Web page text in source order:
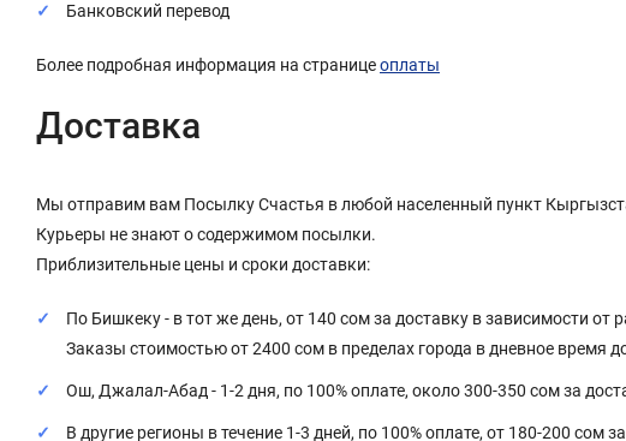
Банковский перевод
Более подробная информация на страницеоплаты
Доставка
Мы отправим вам Посылку Счастья в любой населенный пункт
Курьеры не знают о содержимом посылки.
Приблизительные цены и сроки доставки:
По Бишкеку - в тот же день, от 140 сом за доставку в зависимости от
Заказы стоимостью от 2400 сом в пределах города в дневное время
Ош, Джалал-Абад - 1-2 дня, по 100% оплате, около 300-350 сом за
В другие регионы в течение 1-3 дней, по 100% оплате, от 180-200 сом